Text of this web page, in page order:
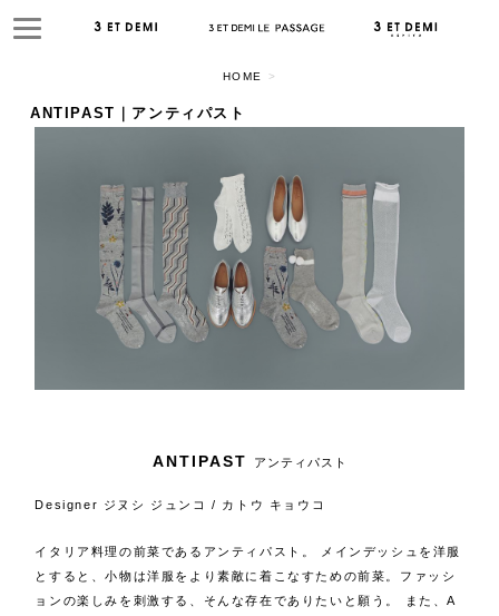
HOME >
ANTIPAST｜アンティパスト
ANTIPAST アンティパスト
Designer ジヌシ ジュンコ / カトウ キョウコ
イタリア料理の前菜であるアンティパスト。 メインデッシュを洋服
とすると、小物は洋服をより素敵に着こなすための前菜。ファッシ
ョンの楽しみを刺激する、そんな存在でありたいと願う。 また、A